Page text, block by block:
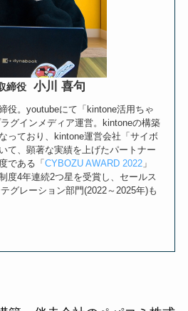
締役 小川 喜句
役。youtubeにて「kintone活用ちゃ
グインメディア運営。kintoneの構築
っており、kintone運営会社「サイボ
て、顕著な実績を上げたパートナー
である「 CYBOZU AWARD 2022」
度4年連続2つ星を受賞し、セールス
グレーション部門(2022～2025年)も